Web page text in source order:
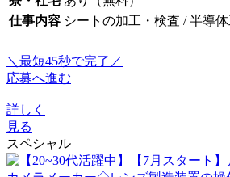
仕事内容 シートの加工・検査 / 半導
＼最短45秒で完了／
応募へ進む
詳しく
見る
スペシャル